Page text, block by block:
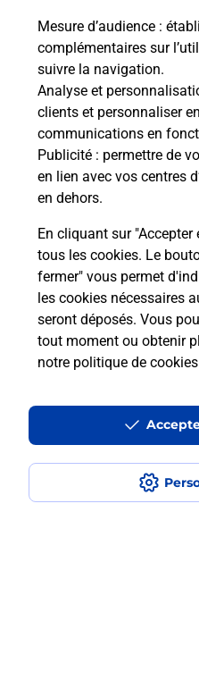
Mesure d’audience :
complémentaires sur
suivre la navigation.
Analyse et
clients et personnaliser
communications en
Publicité : permettre de
en lien avec vos centres
en dehors.
En cliquant sur
tous les cookies. Le
fermer" vous permet
les cookies nécessaires
seront déposés. Vous
tout moment ou obtenir
notre politique de cookies
Quel réseau utilise
Est-ce que je peux
numéro de mobile
Est-ce que je peux
avec La Poste Mobile
Est-ce que je peux
à l’étranger avec La
Est-ce que je peux
en plusieurs fois
Est-ce que je peux